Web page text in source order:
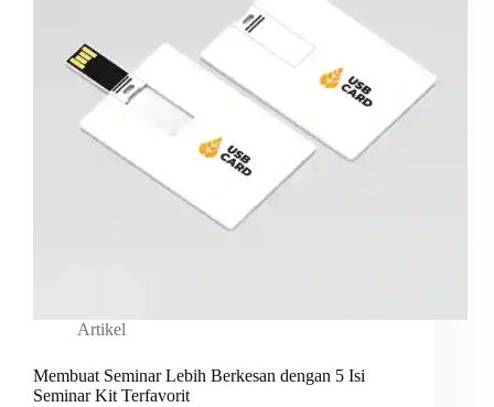
Artikel
Membuat Seminar Lebih Berkesan dengan 5 Isi
Seminar Kit Terfavorit